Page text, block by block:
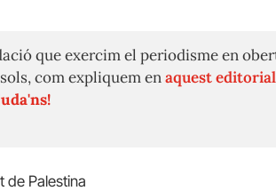
que exercim el periodisme en
com expliquem enaquest
de Palestina